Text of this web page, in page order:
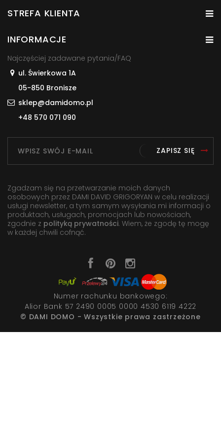
STREFA KLIENTA
INFORMACJE
Najczęściej zadawane pytania/FAQ
ul. Świerkowa 1A
05-850 Bronisze
sklep@damidomo.pl
+48 570 071 090
ZAPISZ SIĘ
Zgadzam się na przetwarzanie moich danych
osobowych przez DAMI DAVID GRIGORYAN w celu realizacji
usługi newsletter, a tym samym wysyłania mi informacji o
produktach, usługach, promocjach lub nowościach,
zgodnie z polityką prywatności. Wiem, że zgodę tę mogę
w każdej chwili cofnąć.
Numer rachunku bankowego:
Alior Bank 57 2490 0005 0000 4530 6119 4222
© DAMI DOMO - Wszystkie prawa zastrzeżone